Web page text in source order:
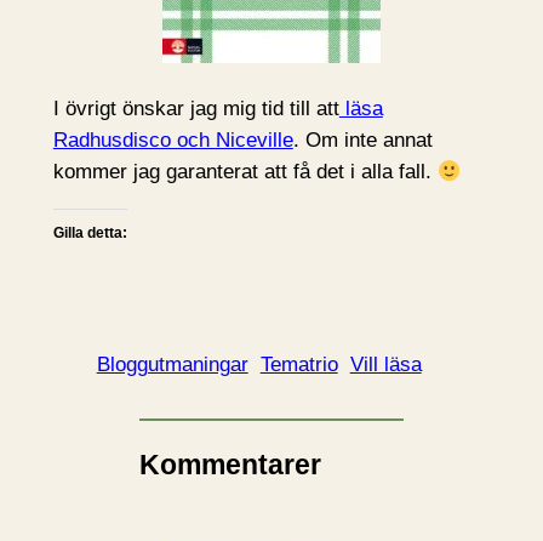
I övrigt önskar jag mig tid till attläsa
Radhusdisco och Niceville. Om inte annat
kommer jag garanterat att få det i alla fall.
Gilla detta:
Bloggutmaningar Tematrio Vill läsa
Kommentarer